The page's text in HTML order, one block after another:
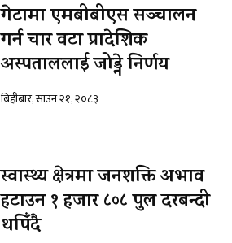
गेटामा एमबीबीएस सञ्चालन
गर्न चार वटा प्रादेशिक
अस्पताललाई जोड्ने निर्णय
बिहीबार, साउन २१, २०८३
स्वास्थ्य क्षेत्रमा जनशक्ति अभाव
हटाउन १ हजार ८०८ पुल दरबन्दी
थपिँदै